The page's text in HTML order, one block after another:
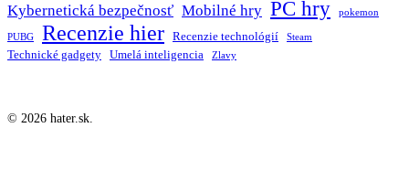
Kybernetická bezpečnosť Mobilné hry PC hry pokemon
PUBG Recenzie hier Recenzie technológií Steam
Technické gadgety Umelá inteligencia Zlavy
© 2026 hater.sk.